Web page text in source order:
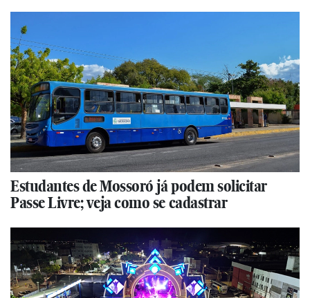
Estudantes de Mossoró já podem solicitar
Passe Livre; veja como se cadastrar